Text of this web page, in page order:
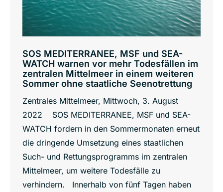
SOS MEDITERRANEE, MSF und SEA-
WATCH warnen vor mehr Todesfällen im
zentralen Mittelmeer in einem weiteren
Sommer ohne staatliche Seenotrettung
Zentrales Mittelmeer, Mittwoch, 3. August
2022 SOS MEDITERRANEE, MSF und SEA-
WATCH fordern in den Sommermonaten erneut
die dringende Umsetzung eines staatlichen
Such- und Rettungsprogramms im zentralen
Mittelmeer, um weitere Todesfälle zu
verhindern. Innerhalb von fünf Tagen haben